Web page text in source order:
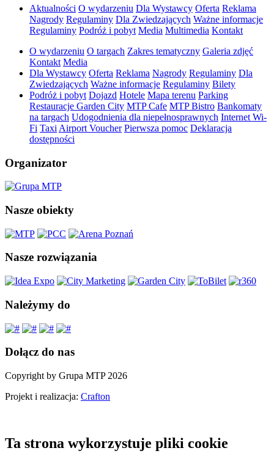
Aktualności O wydarzeniu Dla Wystawcy Oferta Reklama
Nagrody Regulaminy Dla Zwiedzających Ważne informacje
Regulaminy Podróż i pobyt Media Multimedia Kontakt
O wydarzeniu O targach Zakres tematyczny Galeria zdjęć
Kontakt Media
Dla Wystawcy Oferta Reklama Nagrody Regulaminy Dla
Zwiedzających Ważne informacje Regulaminy Bilety
Podróż i pobyt Dojazd Hotele Mapa terenu Parking
Restauracje Garden City MTP Cafe MTP Bistro Bankomaty
na targach Udogodnienia dla niepełnosprawnych Internet Wi-
Fi Taxi Airport Voucher Pierwsza pomoc Deklaracja
dostępności
Organizator
Nasze obiekty
Nasze rozwiązania
Należymy do
Dołącz do nas
Copyright by Grupa MTP 2026
Projekt i realizacja: Crafton
Ta strona wykorzystuje pliki cookie